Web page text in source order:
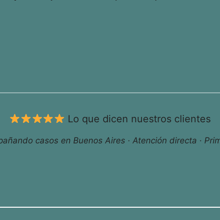
Lo que dicen nuestros clientes
casos en Buenos Aires · Atención directa ·